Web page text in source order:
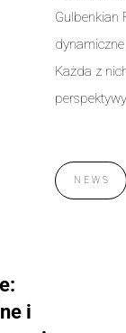
Gulbenkian
Każda z
NEWS
i